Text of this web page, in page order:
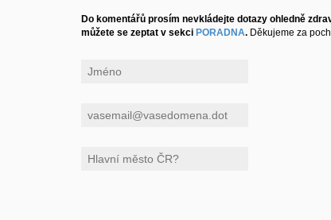
Do komentářů prosím nevkládejte dotazy ohledně
můžete se zeptat v sekci PORADNA. Děkujeme za